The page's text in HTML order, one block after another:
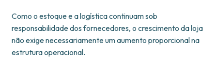
Como o estoque e a logística continuam sob
responsabilidade dos fornecedores, o crescimento da loja
não exige necessariamente um aumento proporcional na
estrutura operacional.